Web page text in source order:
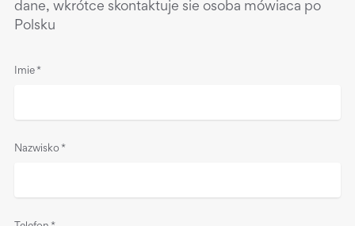
dane, wkrótce skontaktuje sie osoba mówiaca po
Polsku
Imie *
Nazwisko *